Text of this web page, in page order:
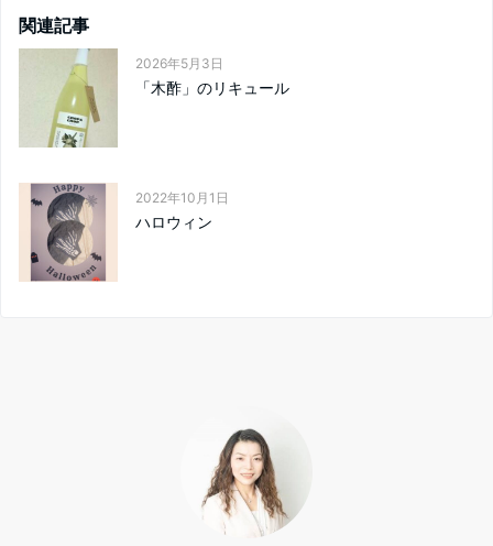
関連記事
2026年5月3日
「木酢」のリキュール
2022年10月1日
ハロウィン